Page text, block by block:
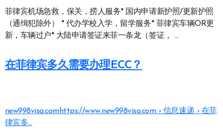
菲律宾机场急救，保关，捞人服务* 国内申请新护照/更新护照
（通缉犯除外） * 代办学校入学，留学服务* 菲律宾车辆OR更
新，车辆过户* 大陆申请签证来菲一条龙（签证， …
在菲律宾多久需要办理ECC？
new998visa.comhttps://www.new998visa.com › 信息速递 › 在菲
律宾多…